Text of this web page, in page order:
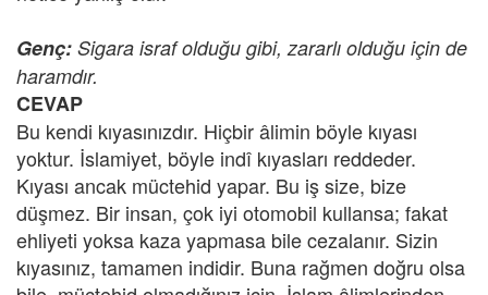
Genç: Sigara israf olduğu gibi, zararlı olduğu için de
haramdır.
CEVAP
Bu kendi kıyasınızdır. Hiçbir âlimin böyle kıyası
yoktur. İslamiyet, böyle indî kıyasları reddeder.
Kıyası ancak müctehid yapar. Bu iş size, bize
düşmez. Bir insan, çok iyi otomobil kullansa; fakat
ehliyeti yoksa kaza yapmasa bile cezalanır. Sizin
kıyasınız, tamamen indidir. Buna rağmen doğru olsa